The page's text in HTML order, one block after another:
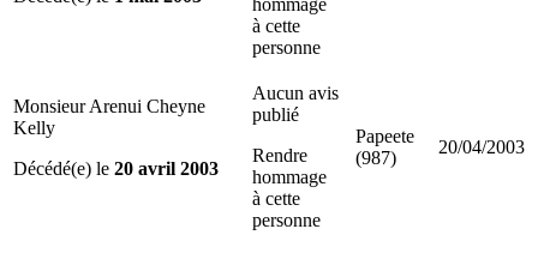
à cette
personne
Monsieur Arenui Cheyne
Kelly
Décédé(e) le 20 avril 2003
Aucun avis
publié
Rendre
hommage
à cette
personne
Papeete
(987)
20/04/2003